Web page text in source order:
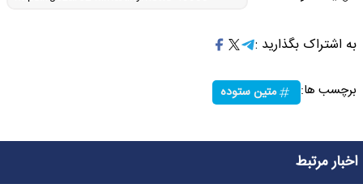
به اشتراک بگذارید :
برچسب ها: متین ستوده
اخبار مرتبط